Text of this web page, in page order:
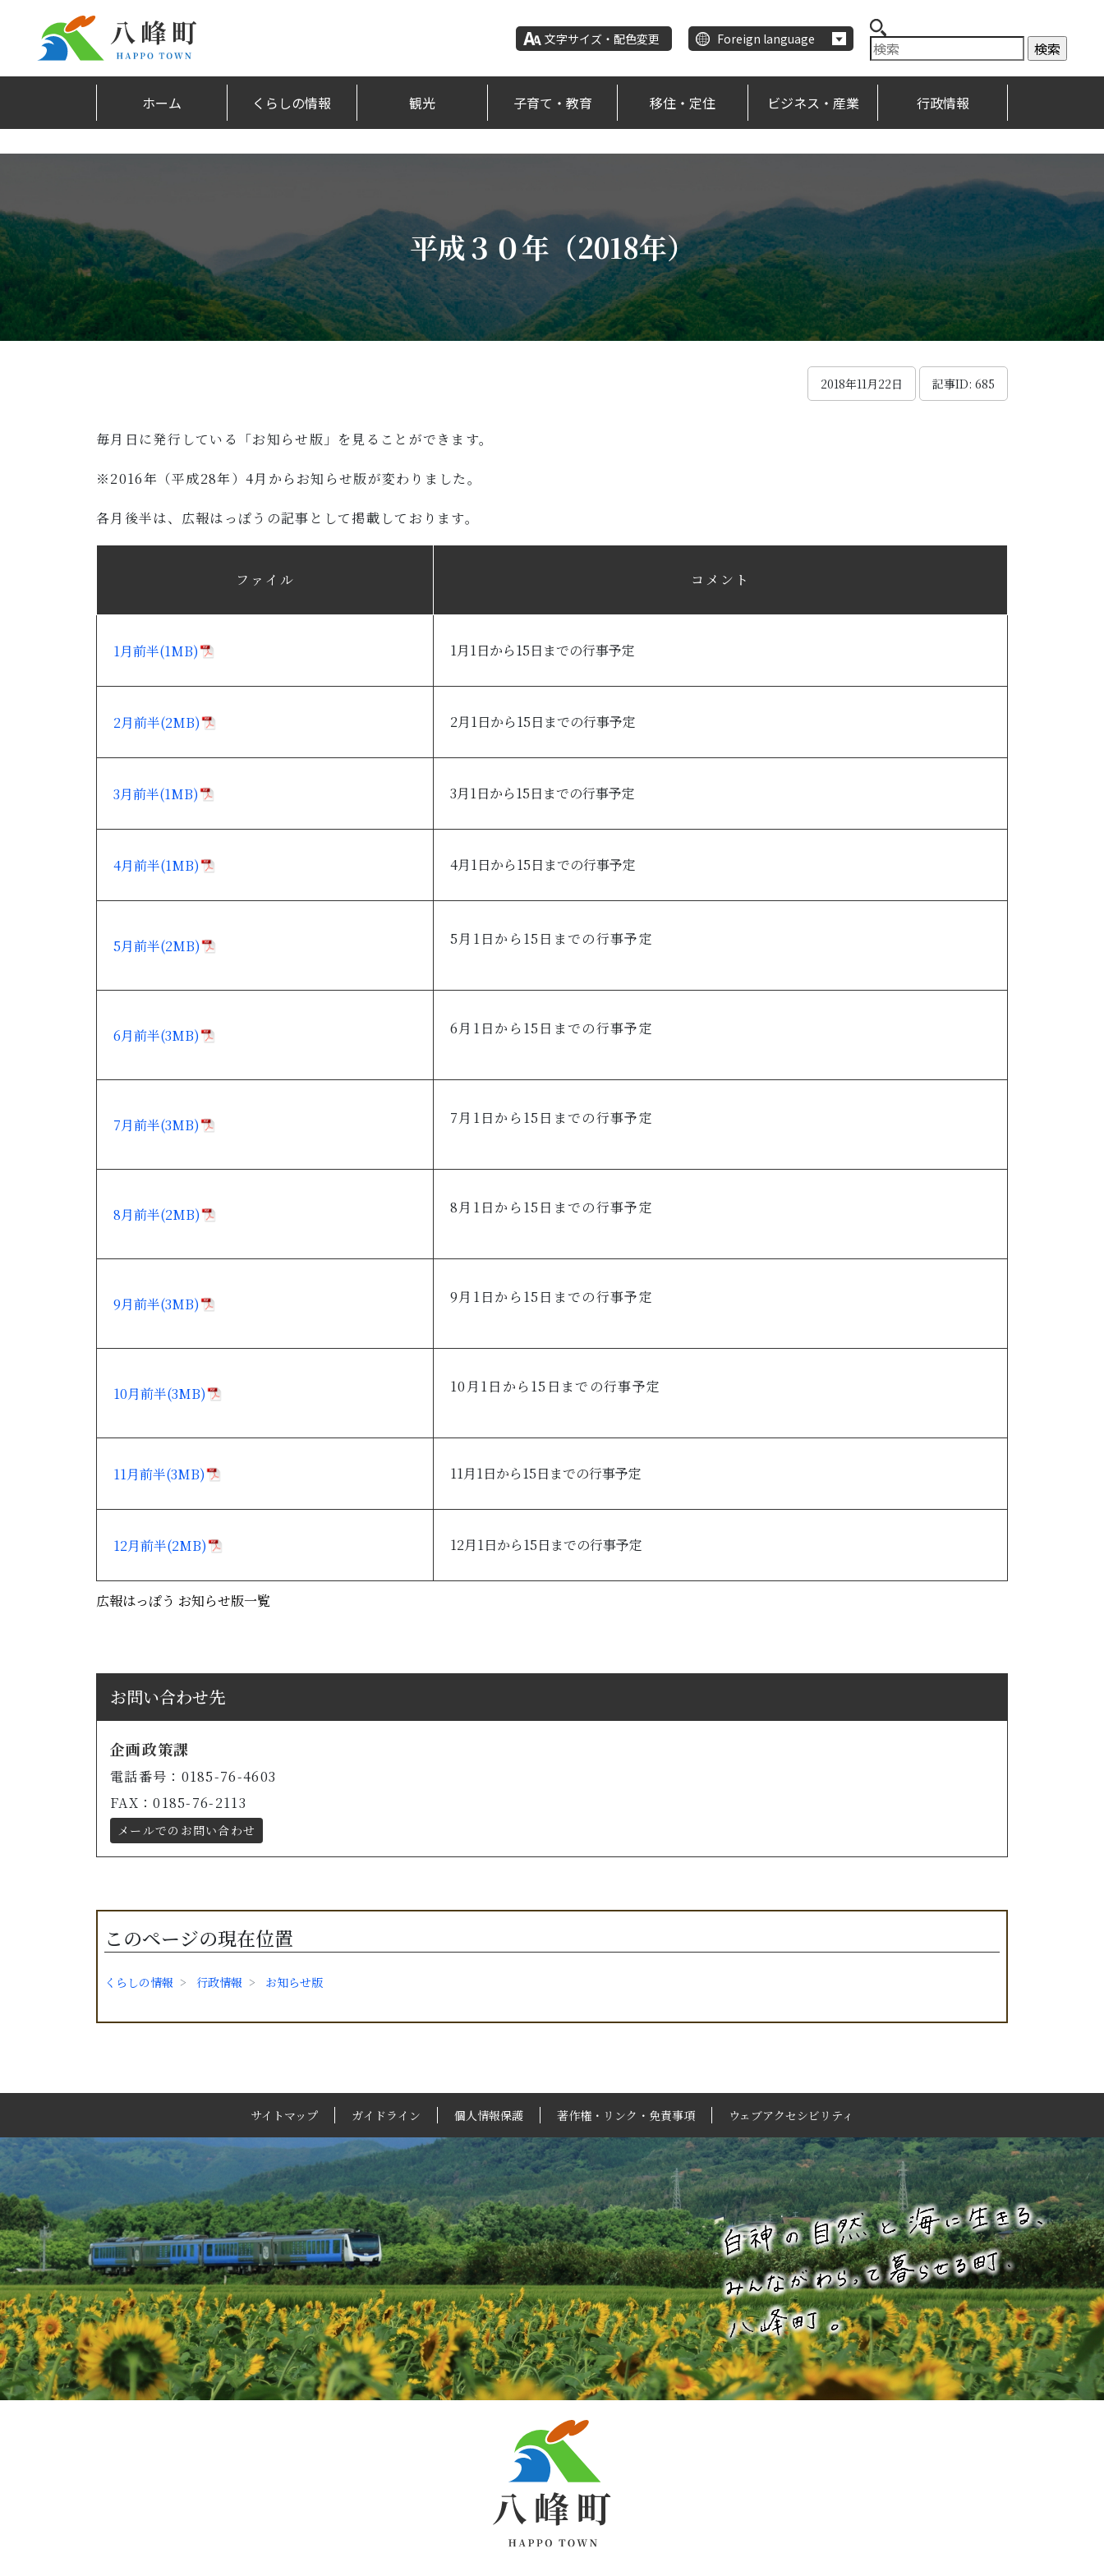
文字サイズ・配色変更 Foreign language
ホーム くらしの情報 観光 子育て・教育 移住・定住 ビジネス・産業 行政情報
平成３０年（2018年）
2018年11月22日 記事ID: 685
毎月日に発行している「お知らせ版」を見ることができます。
※2016年（平成28年）4月からお知らせ版が変わりました。
各月後半は、広報はっぽうの記事として掲載しております。
広報はっぽう お知らせ版一覧
ファイル コメント
1月前半(1MB) 1月1日から15日までの行事予定
2月前半(2MB) 2月1日から15日までの行事予定
3月前半(1MB) 3月1日から15日までの行事予定
4月前半(1MB) 4月1日から15日までの行事予定
5月前半(2MB) 5月1日から15日までの行事予定
6月前半(3MB) 6月1日から15日までの行事予定
7月前半(3MB) 7月1日から15日までの行事予定
8月前半(2MB) 8月1日から15日までの行事予定
9月前半(3MB) 9月1日から15日までの行事予定
10月前半(3MB) 10月1日から15日までの行事予定
11月前半(3MB) 11月1日から15日までの行事予定
12月前半(2MB) 12月1日から15日までの行事予定
お問い合わせ先
企画政策課
電話番号：0185-76-4603
FAX：0185-76-2113
メールでのお問い合わせ
このページの現在位置
くらしの情報 行政情報 お知らせ版
サイトマップ ガイドライン 個人情報保護 著作権・リンク・免責事項 ウェブアクセシビリティ